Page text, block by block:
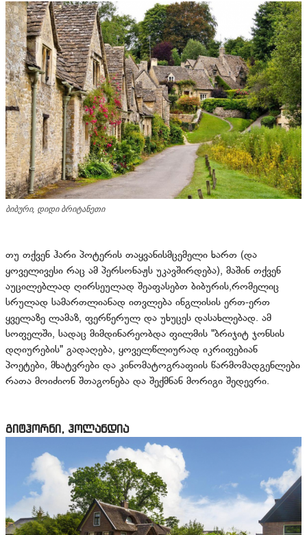
ბიბური, დიდი ბრიტანეთი
თუ თქვენ ჰარი პოტერის თაყვანისმცემელი ხართ (და
ყოველივესი რაც ამ პერსონაჟს უკავშირდება), მაშინ თქვენ
აუცილებლად ღირსეულად შეაფასებთ ბიბურის,რომელიც
სრულად სამართლიანად ითვლება ინგლისის ერთ-ერთ
ყველაზე ლამაზ, ფერწერულ და უხუცეს დასახლებად. ამ
სოფელში, სადაც მიმდინარეობდა ფილმის "ბრიჯიტ ჯონსის
დღიურების" გადაღება, ყოველწლიურად იკრიფებიან
პოეტები, მხატვრები და კინომატოგრაფიის წარმომადგენლები
რათა მოიძიონ შთაგონება და შექმნან მორიგი შედევრი.
გიტჰორნი, ჰოლანდია